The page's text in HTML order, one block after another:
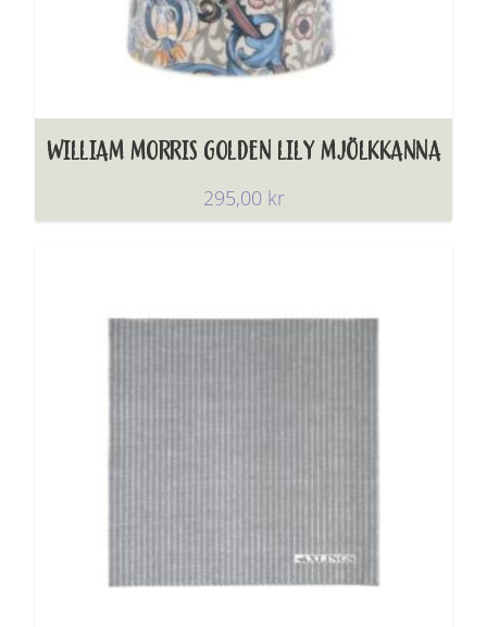
WILLIAM MORRIS GOLDEN LILY MJÖLKKANNA
295,00 kr